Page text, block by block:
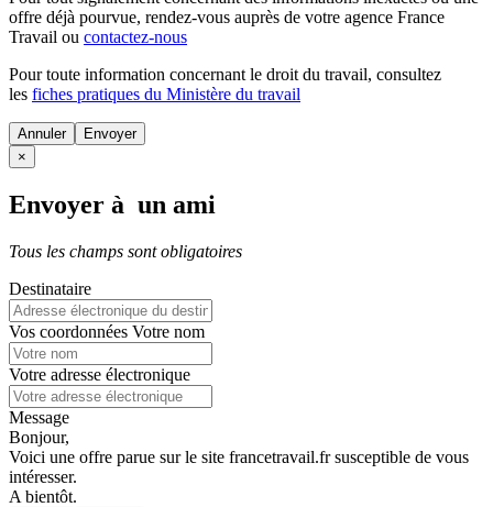
offre déjà pourvue, rendez-vous auprès de votre agence France
Travail ou contactez-nous
Pour toute information concernant le droit du travail, consultez
les fiches pratiques du Ministère du travail
Annuler
×
Envoyer à un ami
Tous les champs sont obligatoires
Destinataire
Vos coordonnées Votre nom
Votre adresse électronique
Message
Bonjour,
Voici une offre parue sur le site francetravail.fr susceptible de vous
intéresser.
A bientôt.